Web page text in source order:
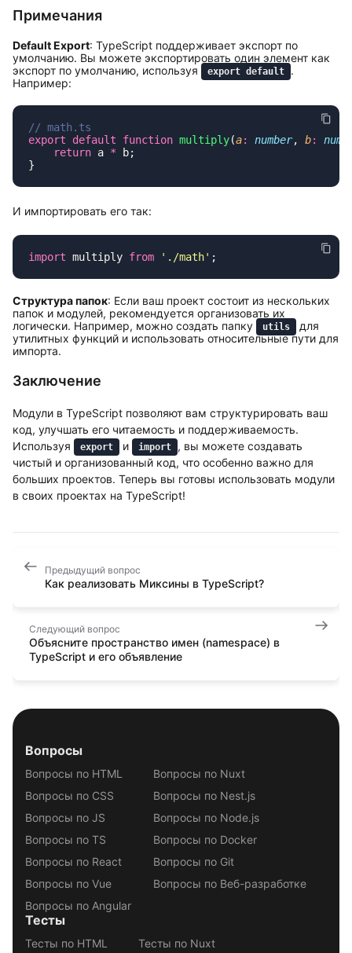
Примечания
Default Export: TypeScript поддерживает экспорт по
умолчанию. Вы можете экспортировать один элемент как
экспорт по умолчанию, используя
export default
.
Например:
export default function multiply(a: number, b:
    return
a *
И импортировать его так:
import multiply from ' ./math'
Структура папок: Если ваш проект состоит из нескольких
папок и модулей, рекомендуется организовать их
логически. Например, можно создать папку
utils
для
утилитных функций и использовать относительные пути для
импорта.
Заключение
Модули в TypeScript позволяют вам структурировать ваш
код, улучшать его читаемость и поддерживаемость.
Используя
export и import
, вы можете создавать
чистый и организованный код, что особенно важно для
больших проектов. Теперь вы готовы использовать модули
в своих проектах на TypeScript!
Предыдущий вопрос
Как реализовать Миксины в TypeScript?
Следующий вопрос
Объясните пространство имен (namespace) в
TypeScript и его объявление
Вопросы
Вопросы по HTML
Вопросы по CSS
Вопросы по JS
Вопросы по TS
Вопросы по React
Вопросы по Vue
Вопросы по Angular
Вопросы по Nuxt
Вопросы по Nest.js
Вопросы по Node.js
Вопросы по Docker
Вопросы по Git
Вопросы по Веб-разработке
Тесты
Тесты по HTML Тесты по Nuxt